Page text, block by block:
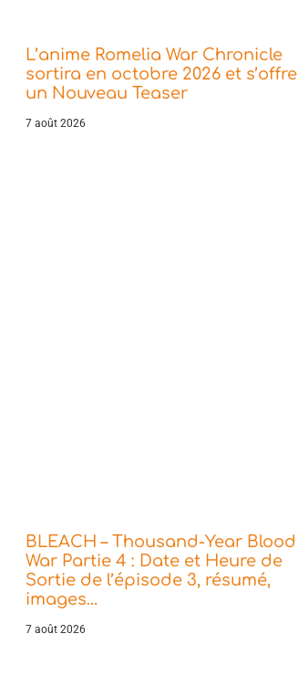
L’anime Romelia War Chronicle
sortira en octobre 2026 et s’offre
un Nouveau Teaser
7 août 2026
BLEACH – Thousand-Year Blood
War Partie 4 : Date et Heure de
Sortie de l’épisode 3, résumé,
images…
7 août 2026